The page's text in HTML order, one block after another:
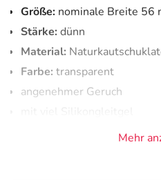
Größe: nominale Breite 56
Stärke: dünn
Material:
Farbe: transparent
angenehmer Geruch
Die Durex extra feuchtMehr